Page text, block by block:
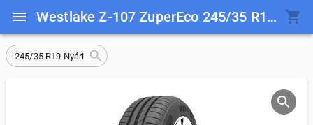
Westlake Z-107 ZuperEco 245/35 R19 93 W XL
245/35 R19 Nyári